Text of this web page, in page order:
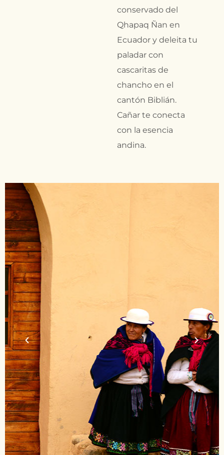
conservado del
Qhapaq Ñan en
Ecuador y deleita tu
paladar con
cascaritas de
chancho en el
cantón Biblián.
Cañar te conecta
con la esencia
andina.